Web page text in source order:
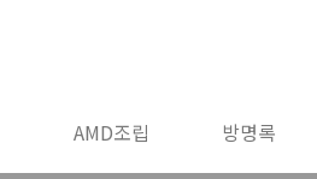
AMD조립 방명록